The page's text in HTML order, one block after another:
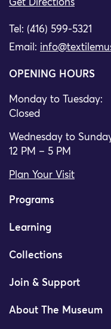
Get Directions
Tel: (416) 599-5321
Email:
OPENING HOURS
Monday to Tuesday:
Closed
Wednesday to
12 PM – 5 PM
Plan Your Visit
Programs
Learning
Collections
Join & Support
About The Museum